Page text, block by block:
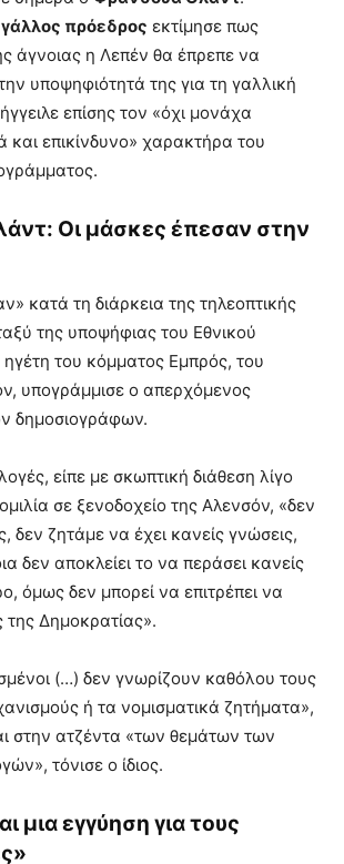
γάλλος πρόεδρος εκτίμησε πως
άγνοιας η Λεπέν θα έπρεπε να
υποψηφιότητά της για τη γαλλική
επίσης τον «όχι μονάχα
επικίνδυνο» χαρακτήρα του
Οι μάσκες έπεσαν στην
κατά τη διάρκεια της τηλεοπτικής
της υποψήφιας του Εθνικού
του κόμματος Εμπρός, του
υπογράμμισε ο απερχόμενος
δημοσιογράφων.
είπε με σκωπτική διάθεση λίγο
σε ξενοδοχείο της Αλενσόν, «δεν
δεν ζητάμε να έχει κανείς γνώσεις,
δεν αποκλείει το να περάσει κανείς
όμως δεν μπορεί να επιτρέπει να
της Δημοκρατίας».
(…) δεν γνωρίζουν καθόλου τους
ή τα νομισματικά ζητήματα»,
στην ατζέντα «των θεμάτων των
τόνισε ο ίδιος.
μια εγγύηση για τους